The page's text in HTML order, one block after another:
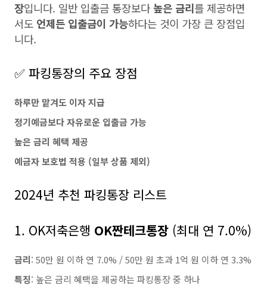
장입니다. 일반 입출금 통장보다높은 금리를 제공하면
서도 언제든 입출금이 가능하다는 것이 가장 큰 장점입
니다.
✅ 파킹통장의 주요 장점
하루만 맡겨도 이자 지급
정기예금보다 자유로운 입출금 가능
높은 금리 혜택 제공
예금자 보호법 적용 (일부 상품 제외)
2024년 추천 파킹통장 리스트
1. OK저축은행 OK짠테크통장 (최대 연 7.0%)
금리: 50만 원 이하 연 7.0% / 50만 원 초과 1억 원 이하 연 3.3%
특징: 높은 금리 혜택을 제공하는 파킹통장 중 하나